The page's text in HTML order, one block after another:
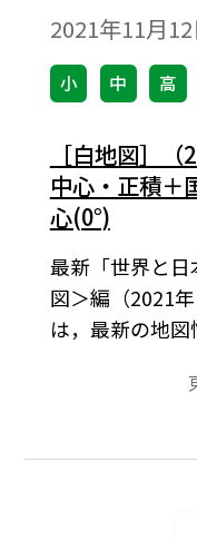
2021年11月12
小 中 高
［白地図］
中心・正積＋
心(0°)
最新「世界と
図＞編（2021
は，最新の地
ワークシート